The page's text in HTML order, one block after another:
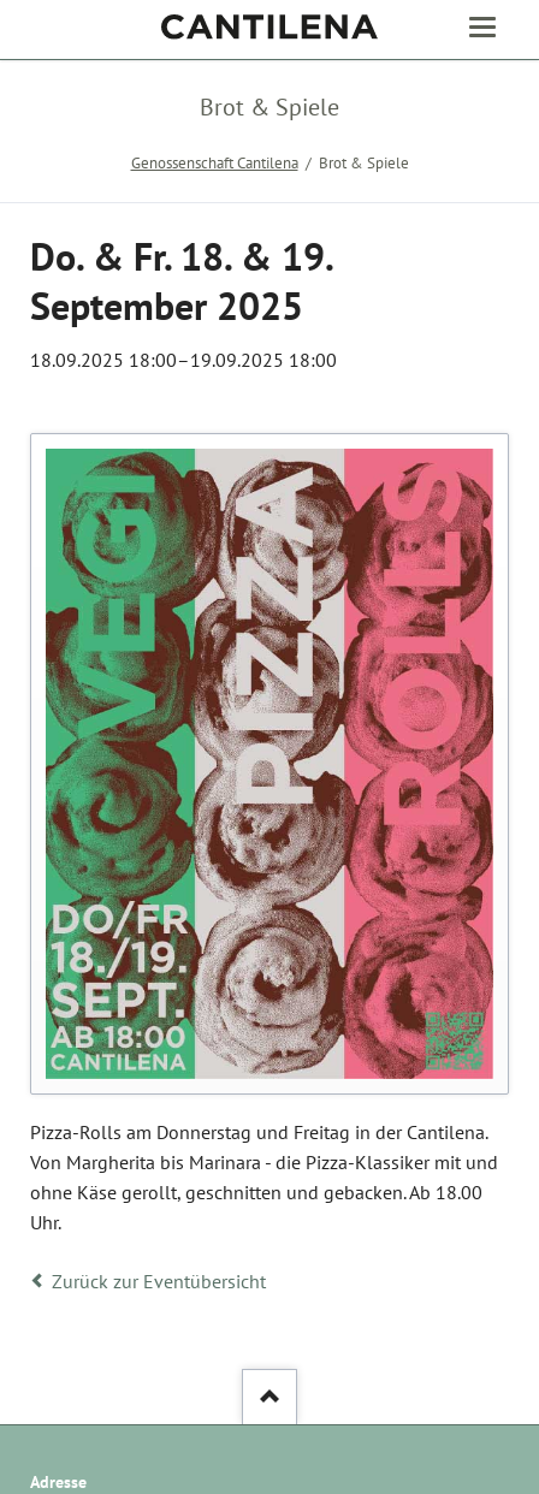
Brot & Spiele
Genossenschaft Cantilena Brot & Spiele
Do. & Fr. 18. & 19.
September 2025
18.09.2025 18:00–19.09.2025 18:00
Pizza-Rolls am Donnerstag und Freitag in der Cantilena.
Von Margherita bis Marinara - die Pizza-Klassiker mit und
ohne Käse gerollt, geschnitten und gebacken. Ab 18.00
Uhr.
Zurück zur Eventübersicht
Adresse